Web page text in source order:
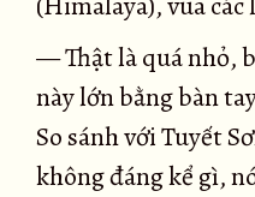
— Thật là quá nhỏ,
này lớn bằng bàn
So sánh với Tuyết
không đáng kể gì,